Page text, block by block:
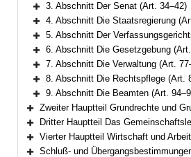
Bereich erweitern
3. Abschnitt Der Senat (Art. 34–42)
Bereich erweitern
4. Abschnitt Die Staatsregierung
Bereich erweitern
5. Abschnitt Der
Bereich erweitern
6. Abschnitt Die Gesetzgebung
Bereich erweitern
7. Abschnitt Die Verwaltung (Art.
Bereich erweitern
8. Abschnitt Die Rechtspflege (Art.
Bereich erweitern
9. Abschnitt Die Beamten (Art.
Bereich erweitern
Zweiter Hauptteil Grundrechte und
Bereich erweitern
Dritter Hauptteil Das
Bereich erweitern
Vierter Hauptteil Wirtschaft und
Schluß- und